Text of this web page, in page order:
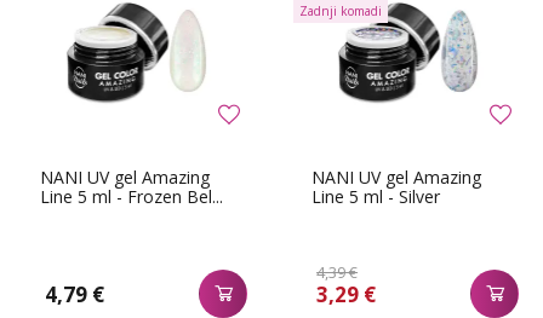
NANI UV gel Amazing
Line 5 ml - Frozen Bel...
4,79 €
NANI UV gel Amazing
Line 5 ml - Silver
4,39 €
3,29 €
Zadnji komadi